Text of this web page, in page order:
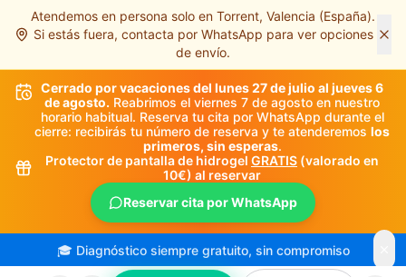
Saltar al contenido principal
Atendemos en persona solo en Torrent, Valencia (España).
Si estás fuera, contacta por WhatsApp para ver opciones
de envío.
Cerrado por vacaciones del lunes 27 de julio al jueves 6
de agosto. Reabrimos el viernes 7 de agosto en nuestro
horario habitual. Reserva tu cita por WhatsApp durante el
cierre: recibirás tu número de reserva y te atenderemos los
primeros, sin esperas.
Protector de pantalla de hidrogel GRATIS (valorado en
10€) al reservar
Reservar cita por WhatsApp
🎓 Diagnóstico siempre gratuito, sin compromiso